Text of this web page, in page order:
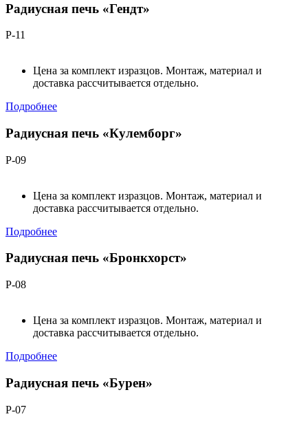
Радиусная печь «Гендт»
Р-11
Цена за комплект изразцов. Монтаж, материал и
доставка рассчитывается отдельно.
Подробнее
Радиусная печь «Кулемборг»
Р-09
Цена за комплект изразцов. Монтаж, материал и
доставка рассчитывается отдельно.
Подробнее
Радиусная печь «Бронкхорст»
Р-08
Цена за комплект изразцов. Монтаж, материал и
доставка рассчитывается отдельно.
Подробнее
Радиусная печь «Бурен»
Р-07